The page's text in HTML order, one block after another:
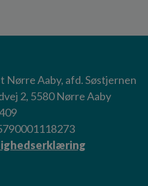
Nørre Aaby, afd. Søstjernen
2, 5580 Nørre Aaby